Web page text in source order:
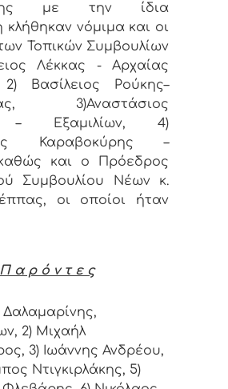
με την ίδια
νόμιμα και οι
Τοπικών Συμβουλίων
Λέκκας - Αρχαίας
2) Βασίλειος Ρούκης–
3)Αναστάσιος
– Εξαμιλίων, 4)
Καραβοκύρης –
και ο Πρόεδρος
Συμβουλίου Νέων κ.
οι οποίοι ήταν
Π α ρ ό ν τ ε ς
Δαλαμαρίνης,
2) Μιχαήλ
3) Ιωάννης Ανδρέου,
Ντιγκιρλάκης, 5)